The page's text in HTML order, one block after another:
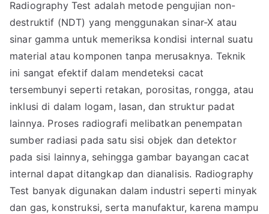
Radiography Test adalah metode pengujian non-
destruktif (NDT) yang menggunakan sinar-X atau
sinar gamma untuk memeriksa kondisi internal suatu
material atau komponen tanpa merusaknya. Teknik
ini sangat efektif dalam mendeteksi cacat
tersembunyi seperti retakan, porositas, rongga, atau
inklusi di dalam logam, lasan, dan struktur padat
lainnya. Proses radiografi melibatkan penempatan
sumber radiasi pada satu sisi objek dan detektor
pada sisi lainnya, sehingga gambar bayangan cacat
internal dapat ditangkap dan dianalisis. Radiography
Test banyak digunakan dalam industri seperti minyak
dan gas, konstruksi, serta manufaktur, karena mampu